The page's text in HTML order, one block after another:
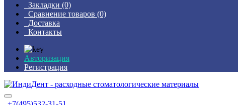
Закладки (0)
Сравнение товаров (0)
Доставка
Контакты
Авторизация
Регистрация